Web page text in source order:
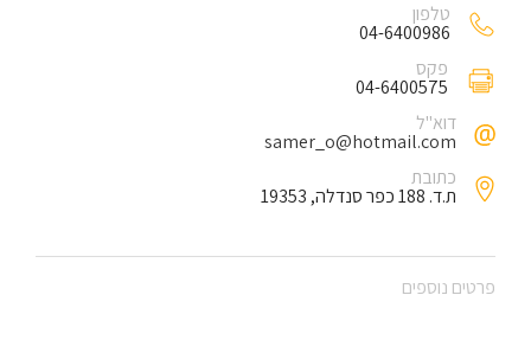
טלפון
04-6400986
פקס
04-6400575
דוא"ל
samer_o@hotmail.com
כתובת
ת.ד. 188 כפר סנדלה, 19353
פרטים נוספים